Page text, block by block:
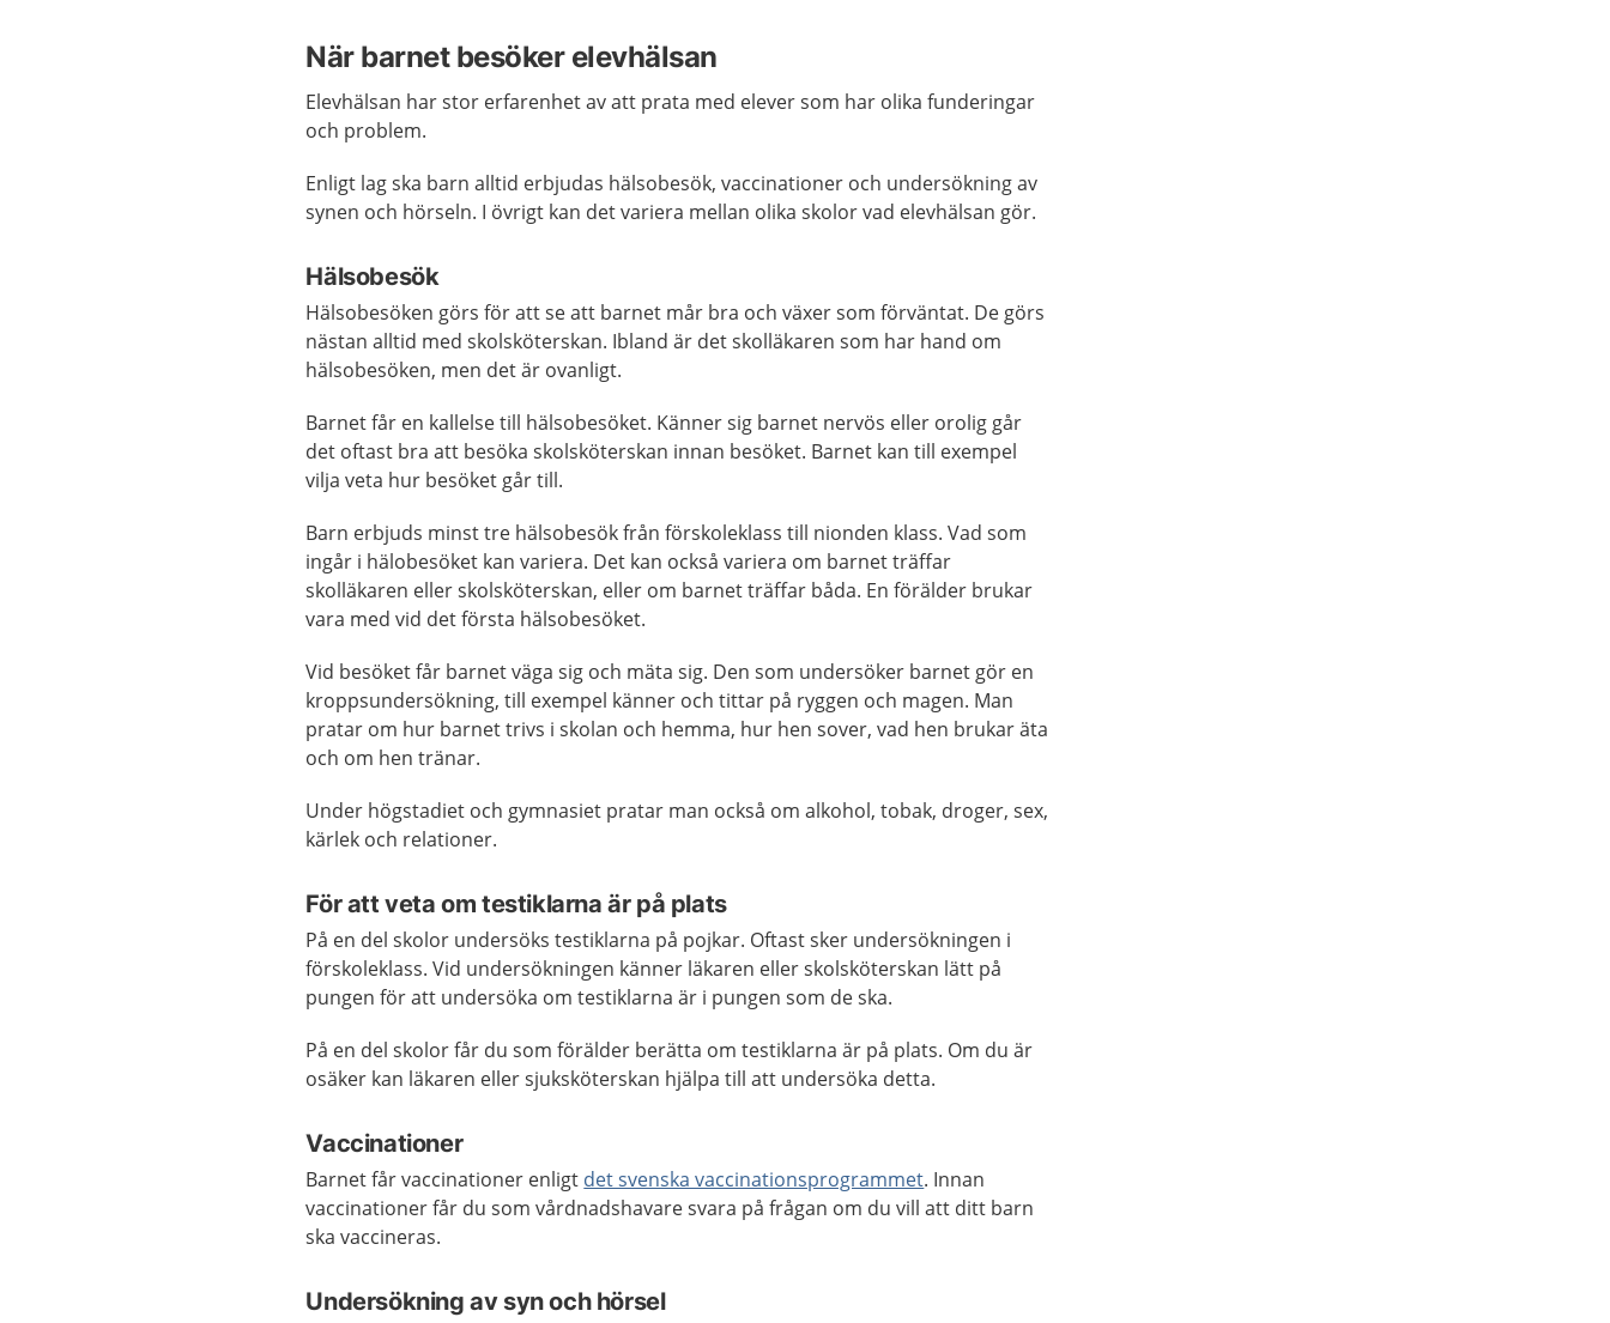
När barnet besöker elevhälsan
Elevhälsan har stor erfarenhet av att prata med elever som har olika funderingar
och problem.
Enligt lag ska barn alltid erbjudas hälsobesök, vaccinationer och undersökning av
synen och hörseln. I övrigt kan det variera mellan olika skolor vad elevhälsan gör.
Hälsobesök
Hälsobesöken görs för att se att barnet mår bra och växer som förväntat. De görs
nästan alltid med skolsköterskan. Ibland är det skolläkaren som har hand om
hälsobesöken, men det är ovanligt.
Barnet får en kallelse till hälsobesöket. Känner sig barnet nervös eller orolig går
det oftast bra att besöka skolsköterskan innan besöket. Barnet kan till exempel
vilja veta hur besöket går till.
Barn erbjuds minst tre hälsobesök från förskoleklass till nionden klass. Vad som
ingår i hälobesöket kan variera. Det kan också variera om barnet träffar
skolläkaren eller skolsköterskan, eller om barnet träffar båda. En förälder brukar
vara med vid det första hälsobesöket.
Vid besöket får barnet väga sig och mäta sig. Den som undersöker barnet gör en
kroppsundersökning, till exempel känner och tittar på ryggen och magen. Man
pratar om hur barnet trivs i skolan och hemma, hur hen sover, vad hen brukar äta
och om hen tränar.
Under högstadiet och gymnasiet pratar man också om alkohol, tobak, droger, sex,
kärlek och relationer.
För att veta om testiklarna är på plats
På en del skolor undersöks testiklarna på pojkar. Oftast sker undersökningen i
förskoleklass. Vid undersökningen känner läkaren eller skolsköterskan lätt på
pungen för att undersöka om testiklarna är i pungen som de ska.
På en del skolor får du som förälder berätta om testiklarna är på plats. Om du är
osäker kan läkaren eller sjuksköterskan hjälpa till att undersöka detta.
Vaccinationer
Barnet får vaccinationer enligt det svenska vaccinationsprogrammet. Innan
vaccinationer får du som vårdnadshavare svara på frågan om du vill att ditt barn
ska vaccineras.
Undersökning av syn och hörsel